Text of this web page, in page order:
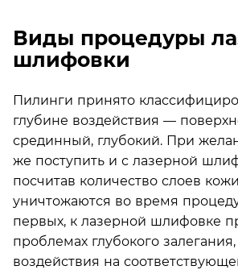
Виды процедуры
шлифовки
Пилинги принято
глубине воздействия —
срединный, глубокий. При
же поступить и с лазерной
посчитав количество слоев
уничтожаются во время
первых, к лазерной шлифовке
проблемах глубокого
воздействия на